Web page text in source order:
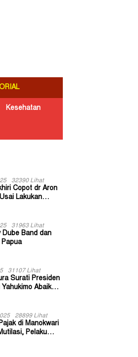
Kesehatan
32390 Lihat
Copot dr Aron
Lakukan
31963 Lihat
Dube Band dan
Papua
31107 Lihat
Surati Presiden
Abaikan
28899 Lihat
di Manokwari
Pelaku